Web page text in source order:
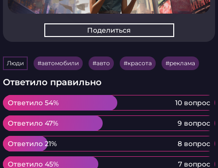
Поделиться
Люди автомобили авто красота реклама
Ответило правильно
Ответило 54% 10 вопрос
Ответило 54%
Ответило 47% 9 вопрос
Ответило 47%
Ответило 21% 8 вопрос
Ответило 21%
Ответило 45% 7 вопрос
Ответило 45%